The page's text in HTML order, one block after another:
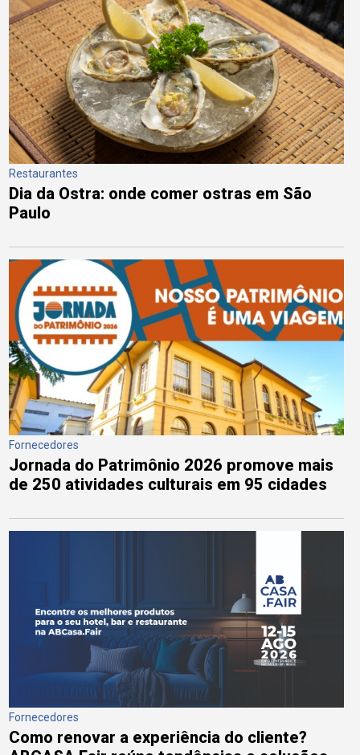
Restaurantes
Dia da Ostra: onde comer ostras em São
Paulo
Fornecedores
Jornada do Patrimônio 2026 promove mais
de 250 atividades culturais em 95 cidades
Fornecedores
Como renovar a experiência do cliente?